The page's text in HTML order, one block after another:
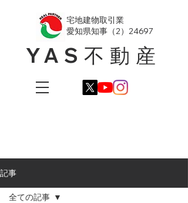
YAS不動産
​宅地建物取引業
愛知県知事（2）24697
記事
全ての記事